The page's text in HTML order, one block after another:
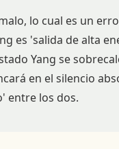
lo cual es un
es 'salida de alta
Yang se
en el silencio
entre los dos.